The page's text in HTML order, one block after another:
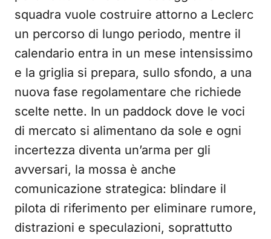
squadra vuole costruire attorno a Leclerc
un percorso di lungo periodo, mentre il
calendario entra in un mese intensissimo
e la griglia si prepara, sullo sfondo, a una
nuova fase regolamentare che richiede
scelte nette. In un paddock dove le voci
di mercato si alimentano da sole e ogni
incertezza diventa un’arma per gli
avversari, la mossa è anche
comunicazione strategica: blindare il
pilota di riferimento per eliminare rumore,
distrazioni e speculazioni, soprattutto